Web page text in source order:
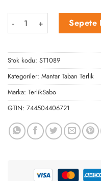
Mantar Koyu Kahve İçi
Sepete
Stok kodu: ST1089
Kategoriler: Mantar Taban Terlik
Marka: TerlikSabo
GTIN: 744504406721